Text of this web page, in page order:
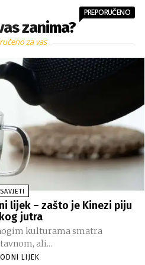
zanima?
PREPORUČENO
za vas
SAVJETI
lijek – zašto je Kinezi piju
jutra
kulturama smatra
ali...
LIJEK